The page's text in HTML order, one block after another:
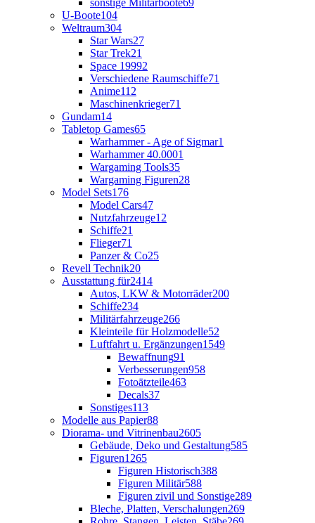
sonstige Militärboote69
U-Boote104
Weltraum304
Star Wars27
Star Trek21
Space 19992
Verschiedene Raumschiffe71
Anime112
Maschinenkrieger71
Gundam14
Tabletop Games65
Warhammer - Age of Sigmar1
Warhammer 40.0001
Wargaming Tools35
Wargaming Figuren28
Model Sets176
Model Cars47
Nutzfahrzeuge12
Schiffe21
Flieger71
Panzer & Co25
Revell Technik20
Ausstattung für2414
Autos, LKW & Motorräder200
Schiffe234
Militärfahrzeuge266
Kleinteile für Holzmodelle52
Luftfahrt u. Ergänzungen1549
Bewaffnung91
Verbesserungen958
Fotoätzteile463
Decals37
Sonstiges113
Modelle aus Papier88
Diorama- und Vitrinenbau2605
Gebäude, Deko und Gestaltung585
Figuren1265
Figuren Historisch388
Figuren Militär588
Figuren zivil und Sonstige289
Bleche, Platten, Verschalungen269